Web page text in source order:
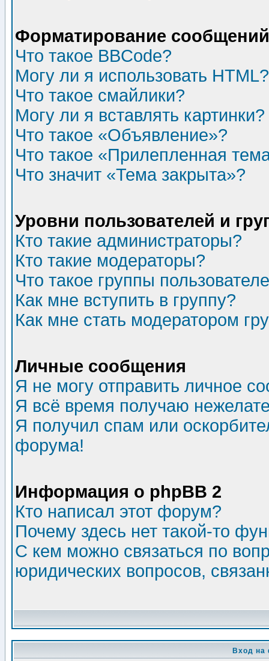
Форматирование
Что такое BBCode?
Могу ли я использовать HTML?
Что такое смайлики?
Могу ли я вставлять картинки?
Что такое «Объявление»?
Что такое «Прилепленная
Что значит «Тема закрыта»?
Уровни пользователей и
Кто такие администраторы?
Кто такие модераторы?
Что такое группы
Как мне вступить в группу?
Как мне стать модератором
Личные сообщения
Я не могу отправить личное
Я всё время получаю
Я получил спам или
форума!
Информация о phpBB 2
Кто написал этот форум?
Почему здесь нет такой-то
С кем можно связаться по
юридических вопросов,
Вход на